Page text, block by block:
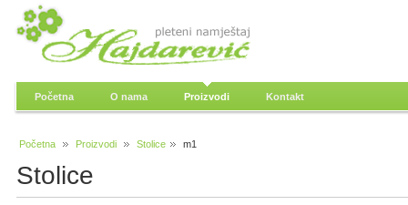
Početna O nama Proizvodi Kontakt
Početna Proizvodi Stolice m1
Stolice